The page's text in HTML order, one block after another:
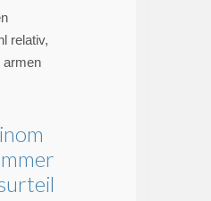
relativ,
armen